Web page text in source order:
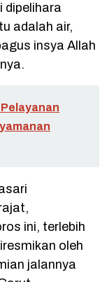
dipelihara
adalah air,
insya Allah
ini, terlebih
oleh
jalannya